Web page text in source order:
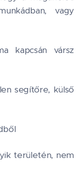
vagy
kapcsán vársz
segítőre, külső
területén, nem